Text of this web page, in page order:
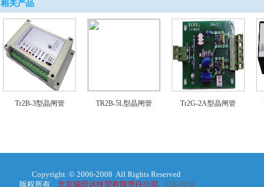
相关产品
Tr2B-3型晶闸管 TR2B-5L型晶闸管 Tr2G-2A型晶闸管
Copyright © 2006-2008 All Rights Reserved
版权所有 北京瑞田达技贸有限责任公司 IGBT模块